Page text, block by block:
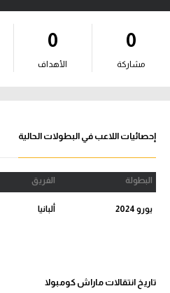
آراء حرة
ركن الألعاب
الدوري المصري
الدوري الإنجليزي الممتاز
الدوري الألماني
0
مشاركة
0
الأهداف
إحصائيات اللاعب في البطولات الحالية
البطولة الفريق
يورو 2024 ألبانيا
تاريخ انتقالات ماراش كومبولا